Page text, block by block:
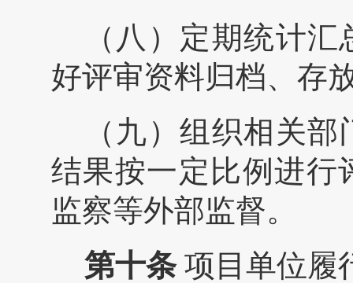
（八）定期统计
好评审资料归档、存
（九）组织相关
结果按一定比例进行
监察等外部监督。
第十条 项目单位履